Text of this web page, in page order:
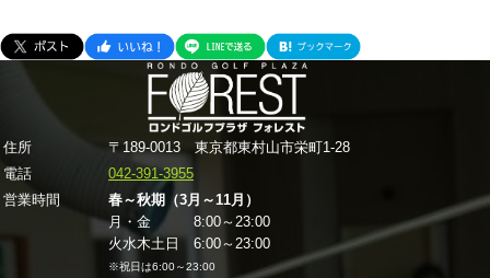
住所
〒189-0013 東京都東村山市栄町1-28
電話
042-391-3955
営業時間
春～秋期（3月～11月）
月・金 8:00～23:00
火水木土日 6:00～23:00
※祝日は6:00～23:00